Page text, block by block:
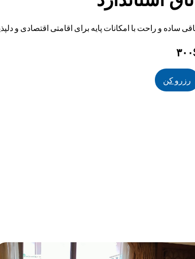
ساده و راحت با امکانات پایه برای اقامتی اقتصادی و
رزرو کن